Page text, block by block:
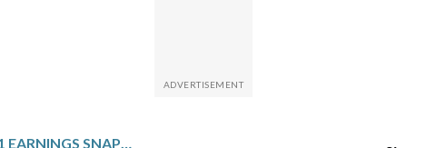
BRISTOL MYERS: Q1 EARNINGS SNAPSHOT